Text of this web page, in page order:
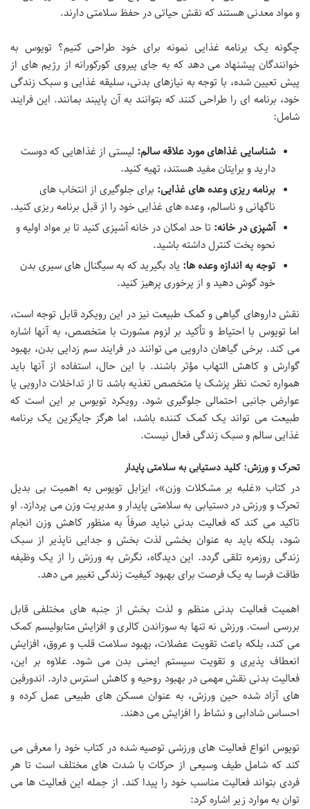
و مواد معدنی هستند که نقش حیاتی در حفظ سلامتی دارند.
چگونه یک برنامه غذایی نمونه برای خود طراحی کنیم؟ تویوس به
خوانندگان پیشنهاد می دهد که به جای پیروی کورکورانه از رژیم های از
پیش تعیین شده، با توجه به نیازهای بدنی، سلیقه غذایی و سبک زندگی
خود، برنامه ای را طراحی کنند که بتوانند به آن پایبند بمانند. این فرایند
شامل:
شناسایی غذاهای مورد علاقه سالم: لیستی از غذاهایی که دوست
دارید و برایتان مفید هستند، تهیه کنید.
برنامه ریزی وعده های غذایی: برای جلوگیری از انتخاب های
ناگهانی و ناسالم، وعده های غذایی خود را از قبل برنامه ریزی کنید.
آشپزی در خانه: تا حد امکان در خانه آشپزی کنید تا بر مواد اولیه و
نحوه پخت کنترل داشته باشید.
توجه به اندازه وعده ها: یاد بگیرید که به سیگنال های سیری بدن
خود گوش دهید و از پرخوری پرهیز کنید.
نقش داروهای گیاهی و کمک طبیعت نیز در این رویکرد قابل توجه است،
اما تویوس با احتیاط و تأکید بر لزوم مشورت با متخصص، به آنها اشاره
می کند. برخی گیاهان دارویی می توانند در فرایند سم زدایی بدن، بهبود
گوارش و کاهش التهاب مؤثر باشند. با این حال، استفاده از آنها باید
همواره تحت نظر پزشک یا متخصص تغذیه باشد تا از تداخلات دارویی یا
عوارض جانبی احتمالی جلوگیری شود. رویکرد تویوس بر این است که
طبیعت می تواند یک کمک کننده باشد، اما هرگز جایگزین یک برنامه
غذایی سالم و سبک زندگی فعال نیست.
تحرک و ورزش: کلید دستیابی به سلامتی پایدار
در کتاب «غلبه بر مشکلات وزن»، ایزابل تویوس به اهمیت بی بدیل
تحرک و ورزش در دستیابی به سلامتی پایدار و مدیریت وزن می پردازد. او
تاکید می کند که فعالیت بدنی نباید صرفاً به منظور کاهش وزن انجام
شود، بلکه باید به عنوان بخشی لذت بخش و جدایی ناپذیر از سبک
زندگی روزمره تلقی گردد. این دیدگاه، نگرش به ورزش را از یک وظیفه
طاقت فرسا به یک فرصت برای بهبود کیفیت زندگی تغییر می دهد.
اهمیت فعالیت بدنی منظم و لذت بخش از جنبه های مختلفی قابل
بررسی است. ورزش نه تنها به سوزاندن کالری و افزایش متابولیسم کمک
می کند، بلکه باعث تقویت عضلات، بهبود سلامت قلب و عروق، افزایش
انعطاف پذیری و تقویت سیستم ایمنی بدن می شود. علاوه بر این،
فعالیت بدنی نقش مهمی در بهبود روحیه و کاهش استرس دارد. اندورفین
های آزاد شده حین ورزش، به عنوان مسکن های طبیعی عمل کرده و
احساس شادابی و نشاط را افزایش می دهند.
تویوس انواع فعالیت های ورزشی توصیه شده در کتاب خود را معرفی می
کند که شامل طیف وسیعی از حرکات با شدت های مختلف است تا هر
فردی بتواند فعالیت مناسب خود را پیدا کند. از جمله این فعالیت ها می
توان به موارد زیر اشاره کرد: